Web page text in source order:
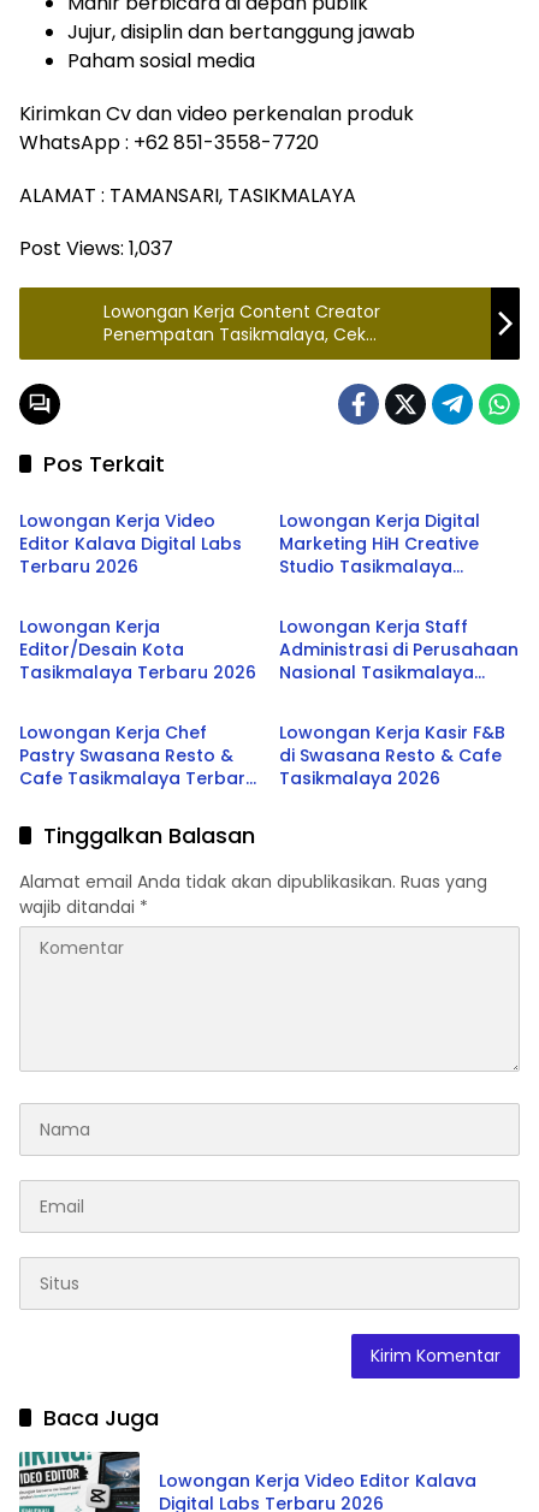
Jujur, disiplin dan bertanggung jawab
Paham sosial media
Kirimkan Cv dan video perkenalan produk
WhatsApp : +62 851-3558-7720
ALAMAT : TAMANSARI, TASIKMALAYA
Post Views: 1,037
Lowongan Kerja Content Creator
Penempatan Tasikmalaya, Cek
Selengkapnya disini!
Pos Terkait
Tasikmalaya
Lowongan Kerja Video
Editor Kalava Digital Labs
Terbaru 2026
Lowongan Kerja Digital
Marketing HiH Creative
Studio Tasikmalaya
Tasikmalaya
Lowongan Kerja
Editor/Desain Kota
Tasikmalaya Terbaru 2026
Tasikmalaya
Lowongan Kerja Staff
Administrasi di Perusahaan
Nasional Tasikmalaya
Tasikmalaya
Lowongan Kerja Chef
Pastry Swasana Resto &
Cafe Tasikmalaya Terbaru
Tasikmalaya
Lowongan Kerja Kasir F&B
di Swasana Resto & Cafe
Tasikmalaya 2026
Tinggalkan Balasan
Alamat email Anda tidak akan dipublikasikan. Ruas yang
wajib ditandai *
Baca Juga
Lowongan Kerja Video Editor Kalava
Digital Labs Terbaru 2026